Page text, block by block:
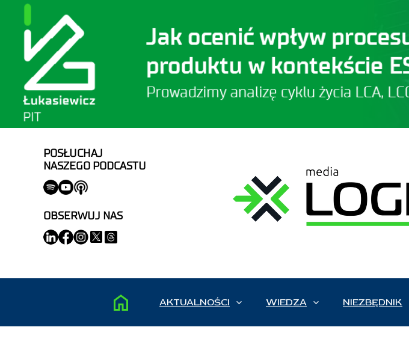
POSŁUCHAJ
NASZEGO PODCASTU
OBSERWUJ NAS
AKTUALNOŚCI WIEDZA NIEZBĘDNIK